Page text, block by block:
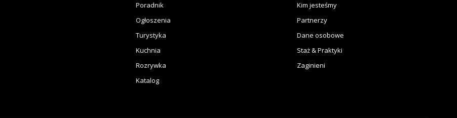
Poradnik
Ogłoszenia
Turystyka
Kuchnia
Rozrywka
Katalog
Kim jesteśmy
Partnerzy
Dane osobowe
Staż & Praktyki
Zaginieni